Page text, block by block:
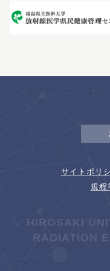
サイトポリ
規程
HIROSAKI
RADIATION